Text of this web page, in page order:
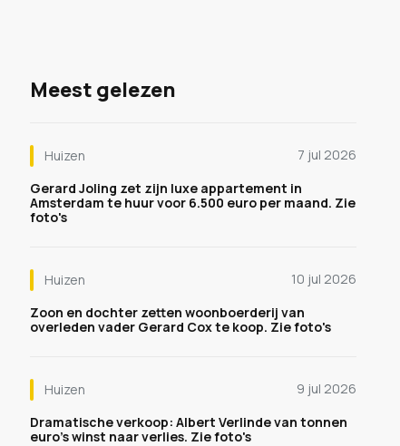
Meest gelezen
Huizen
7 jul 2026
Gerard Joling zet zijn luxe appartement in
Amsterdam te huur voor 6.500 euro per maand. Zie
foto's
Huizen
10 jul 2026
Zoon en dochter zetten woonboerderij van
overleden vader Gerard Cox te koop. Zie foto's
Huizen
9 jul 2026
Dramatische verkoop: Albert Verlinde van tonnen
euro's winst naar verlies. Zie foto's